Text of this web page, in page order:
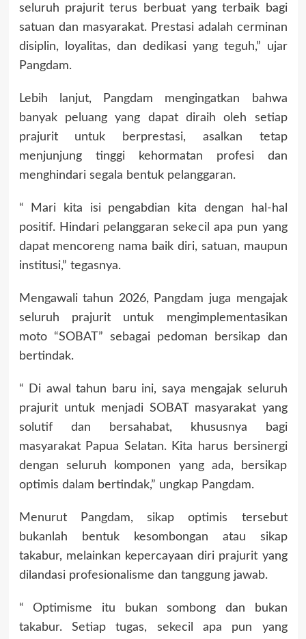
seluruh prajurit terus berbuat yang terbaik bagi
satuan dan masyarakat. Prestasi adalah cerminan
disiplin, loyalitas, dan dedikasi yang teguh,” ujar
Pangdam.
Lebih lanjut, Pangdam mengingatkan bahwa
banyak peluang yang dapat diraih oleh setiap
prajurit untuk berprestasi, asalkan tetap
menjunjung tinggi kehormatan profesi dan
menghindari segala bentuk pelanggaran.
“ Mari kita isi pengabdian kita dengan hal-hal
positif. Hindari pelanggaran sekecil apa pun yang
dapat mencoreng nama baik diri, satuan, maupun
institusi,” tegasnya.
Mengawali tahun 2026, Pangdam juga mengajak
seluruh prajurit untuk mengimplementasikan
moto “SOBAT” sebagai pedoman bersikap dan
bertindak.
“ Di awal tahun baru ini, saya mengajak seluruh
prajurit untuk menjadi SOBAT masyarakat yang
solutif dan bersahabat, khususnya bagi
masyarakat Papua Selatan. Kita harus bersinergi
dengan seluruh komponen yang ada, bersikap
optimis dalam bertindak,” ungkap Pangdam.
Menurut Pangdam, sikap optimis tersebut
bukanlah bentuk kesombongan atau sikap
takabur, melainkan kepercayaan diri prajurit yang
dilandasi profesionalisme dan tanggung jawab.
“ Optimisme itu bukan sombong dan bukan
takabur. Setiap tugas, sekecil apa pun yang